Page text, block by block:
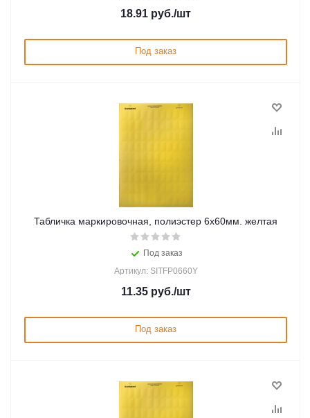
18.91 руб./шт
Под заказ
Табличка маркировочная, полиэстер 6х60мм. желтая
Под заказ
Артикул: SITFP0660Y
11.35руб./шт
Под заказ